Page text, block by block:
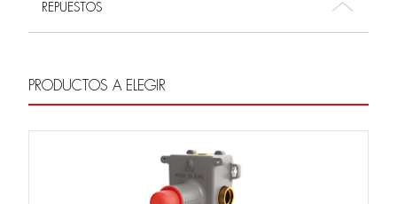
REPUESTOS
PRODUCTOS A ELEGIR